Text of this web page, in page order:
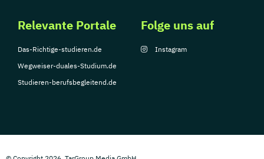
Relevante Portale
Das-Richtige-studieren.de
Wegweiser-duales-Studium.de
Studieren-berufsbegleitend.de
Folge uns auf
Instagram